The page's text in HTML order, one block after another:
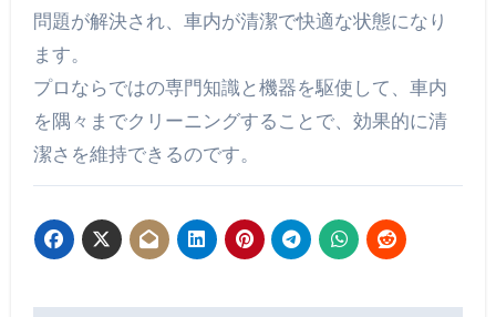
問題が解決され、車内が清潔で快適な状態になり
ます。
プロならではの専門知識と機器を駆使して、車内
を隅々までクリーニングすることで、効果的に清
潔さを維持できるのです。